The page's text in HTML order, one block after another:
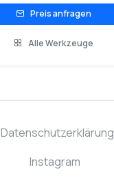
Preis anfragen
Alle Werkzeuge
Datenschutzerklärung
Instagram